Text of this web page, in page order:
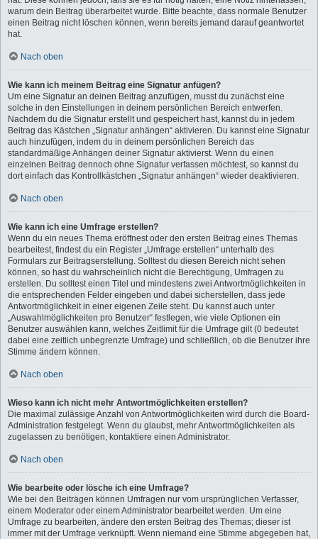
warum dein Beitrag überarbeitet wurde. Bitte beachte, dass normale Benutzer
einen Beitrag nicht löschen können, wenn bereits jemand darauf geantwortet
hat.
Nach oben
Wie kann ich meinem Beitrag eine Signatur anfügen?
Um eine Signatur an deinen Beitrag anzufügen, musst du zunächst eine
solche in den Einstellungen in deinem persönlichen Bereich entwerfen.
Nachdem du die Signatur erstellt und gespeichert hast, kannst du in jedem
Beitrag das Kästchen „Signatur anhängen“ aktivieren. Du kannst eine Signatur
auch hinzufügen, indem du in deinem persönlichen Bereich das
standardmäßige Anhängen deiner Signatur aktivierst. Wenn du einen
einzelnen Beitrag dennoch ohne Signatur verfassen möchtest, so kannst du
dort einfach das Kontrollkästchen „Signatur anhängen“ wieder deaktivieren.
Nach oben
Wie kann ich eine Umfrage erstellen?
Wenn du ein neues Thema eröffnest oder den ersten Beitrag eines Themas
bearbeitest, findest du ein Register „Umfrage erstellen“ unterhalb des
Formulars zur Beitragserstellung. Solltest du diesen Bereich nicht sehen
können, so hast du wahrscheinlich nicht die Berechtigung, Umfragen zu
erstellen. Du solltest einen Titel und mindestens zwei Antwortmöglichkeiten in
die entsprechenden Felder eingeben und dabei sicherstellen, dass jede
Antwortmöglichkeit in einer eigenen Zeile steht. Du kannst auch unter
„Auswahlmöglichkeiten pro Benutzer“ festlegen, wie viele Optionen ein
Benutzer auswählen kann, welches Zeitlimit für die Umfrage gilt (0 bedeutet
dabei eine zeitlich unbegrenzte Umfrage) und schließlich, ob die Benutzer ihre
Stimme ändern können.
Nach oben
Wieso kann ich nicht mehr Antwortmöglichkeiten erstellen?
Die maximal zulässige Anzahl von Antwortmöglichkeiten wird durch die Board-
Administration festgelegt. Wenn du glaubst, mehr Antwortmöglichkeiten als
zugelassen zu benötigen, kontaktiere einen Administrator.
Nach oben
Wie bearbeite oder lösche ich eine Umfrage?
Wie bei den Beiträgen können Umfragen nur vom ursprünglichen Verfasser,
einem Moderator oder einem Administrator bearbeitet werden. Um eine
Umfrage zu bearbeiten, ändere den ersten Beitrag des Themas; dieser ist
immer mit der Umfrage verknüpft. Wenn niemand eine Stimme abgegeben hat,